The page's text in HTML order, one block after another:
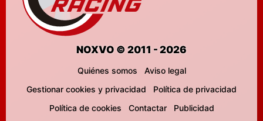
NOXVO © 2011 - 2026
Quiénes somos
Aviso legal
Gestionar cookies y privacidad
Política de privacidad
Política de cookies
Contactar
Publicidad